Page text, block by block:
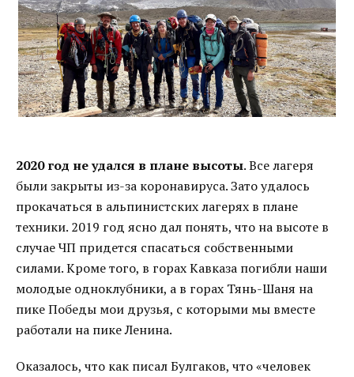
2020 год не удался в плане высоты. Все лагеря
были закрыты из-за коронавируса. Зато удалось
прокачаться в альпинистских лагерях в плане
техники. 2019 год ясно дал понять, что на высоте в
случае ЧП придется спасаться собственными
силами. Кроме того, в горах Кавказа погибли наши
молодые одноклубники, а в горах Тянь-Шаня на
пике Победы мои друзья, с которыми мы вместе
работали на пике Ленина.
Оказалось, что как писал Булгаков, что «человек